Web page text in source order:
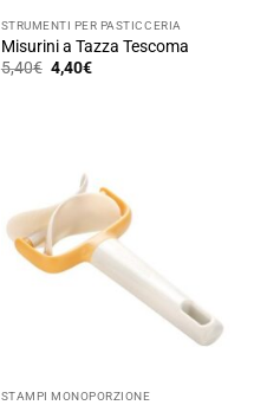
STRUMENTI PER PASTICCERIA
Misurini a Tazza Tescoma
5,40€ Il
prezzo
4,40€Il
STAMPI MONOPORZIONE